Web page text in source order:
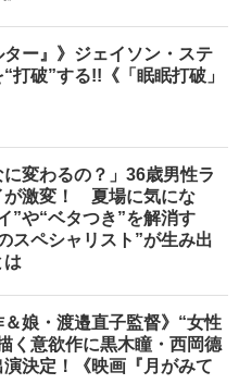
ター』》ジェイソン・ステ
打破”する!!《「眠眠打破」
に変わるの？」36歳男性ラ
が激変！ 夏場に気にな
”や“ベタつき”を解消す
スペシャリスト”が生み出
は
＆娘・渡邉直子監督》“女性
く意欲作に黒木瞳・西岡德
決定！《映画『月がみて